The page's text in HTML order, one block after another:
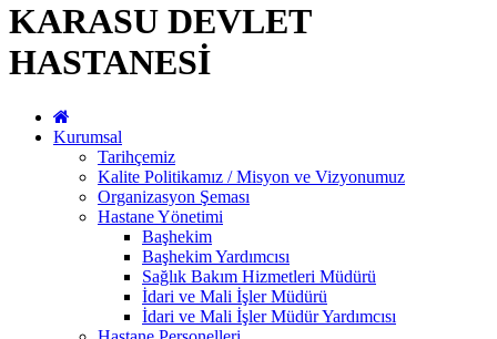
KARASU DEVLET
HASTANESİ
Kurumsal
Tarihçemiz
Kalite Politikamız / Misyon ve Vizyonumuz
Organizasyon Şeması
Hastane Yönetimi
Başhekim
Başhekim Yardımcısı
Sağlık Bakım Hizmetleri Müdürü
İdari ve Mali İşler Müdürü
İdari ve Mali İşler Müdür Yardımcısı